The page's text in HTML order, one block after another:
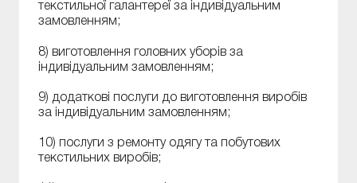
текстильної галантереї за індивідуальним
замовленням;
8) виготовлення головних уборів за
індивідуальним замовленням;
9) додаткові послуги до виготовлення виробів
за індивідуальним замовленням;
10) послуги з ремонту одягу та побутових
текстильних виробів;